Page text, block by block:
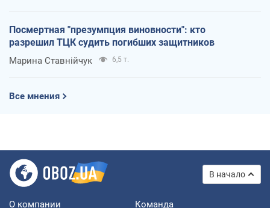
Посмертная "презумпция виновности": кто
разрешил ТЦК судить погибших защитников
Марина Ставнійчук 6,5 т.
Все мнения
В начало
О компании Команда